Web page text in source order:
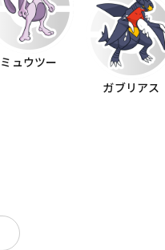
ミュウツー
ガブリアス